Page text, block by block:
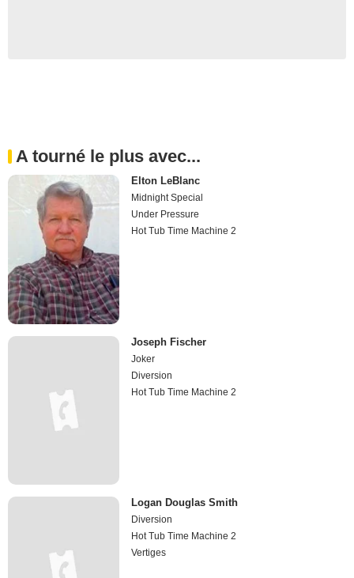
A tourné le plus avec...
Elton LeBlanc
Midnight Special
Under Pressure
Hot Tub Time Machine 2
Joseph Fischer
Joker
Diversion
Hot Tub Time Machine 2
Logan Douglas Smith
Diversion
Hot Tub Time Machine 2
Vertiges